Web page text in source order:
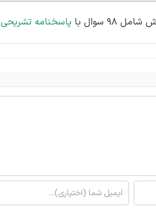
سوال با پاسخنامه تشریحی